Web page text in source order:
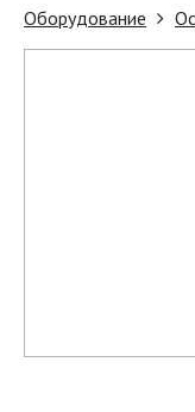
Оборудование